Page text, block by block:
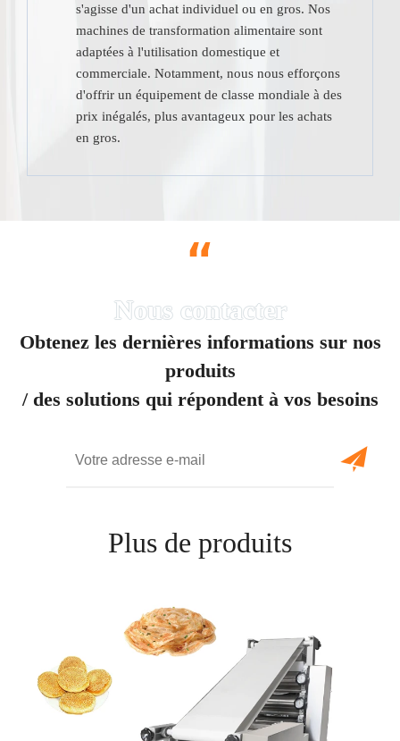
s'agisse d'un achat individuel ou en gros. Nos
machines de transformation alimentaire sont
adaptées à l'utilisation domestique et
commerciale. Notamment, nous nous efforçons
d'offrir un équipement de classe mondiale à des
prix inégalés, plus avantageux pour les achats
en gros.
“
Obtenez les dernières informations sur nos
produits
/ des solutions qui répondent à vos besoins
Plus de produits